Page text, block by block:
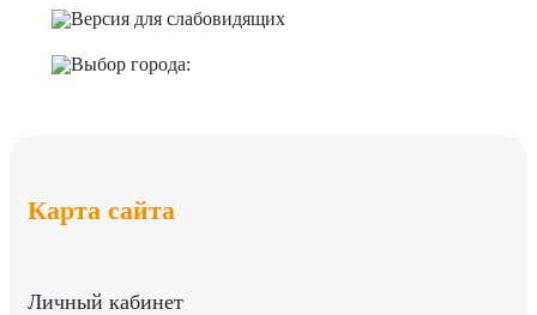
Версия для слабовидящих
Выбор города:
Карта сайта
Личный кабинет